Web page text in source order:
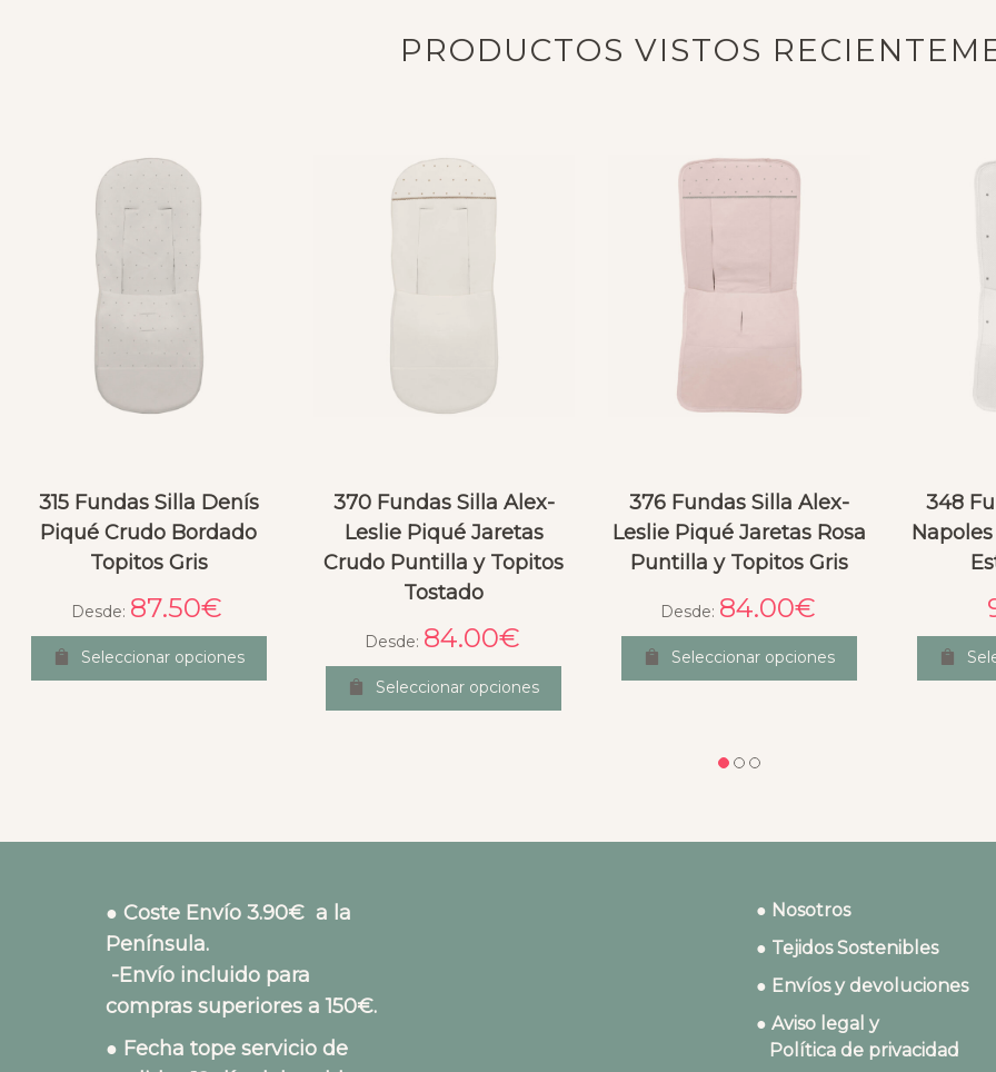
PRODUCTOS VISTOS
315 Fundas Silla Denís
Piqué Crudo Bordado
Topitos Gris
Desde: 87.50€
Seleccionar opciones
370 Fundas Silla Alex-
Leslie Piqué Jaretas
Crudo Puntilla y Topitos
Tostado
Desde: 84.00€
Seleccionar opciones
376 Fundas Silla Alex-
Leslie Piqué Jaretas Rosa
Puntilla y Topitos Gris
Desde: 84.00€
Seleccionar opciones
348
● Coste Envío 3.90€ a la
Península.
-Envío incluido para
compras superiores a 150€.
● Fecha tope servicio de
● Nosotros
● Tejidos Sostenibles
● Envíos y devoluciones
● Aviso legal y
Política de privacidad